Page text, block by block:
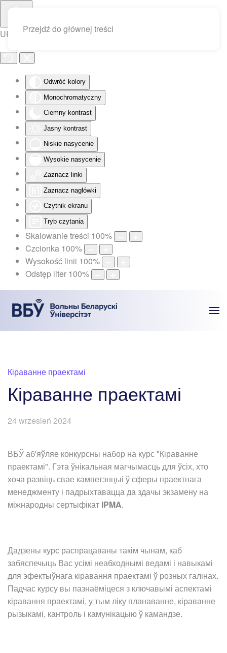
Ułatwienia dostępu
Odwróć kolory
Monochromatyczny
Ciemny kontrast
Jasny kontrast
Niskie nasycenie
Wysokie nasycenie
Zaznacz linki
Zaznacz nagłówki
Czytnik ekranu
Tryb czytania
Skalowanie treści 100%
Czcionka 100%
Wysokość linii 100%
Odstęp liter 100%
Przejdź do głównej treści
Кіраванне праектамі
Кіраванне праектамі
24 wrzesień 2024
ВБЎ аб'яўляе конкурсны набор на курс "Кіраванне
праектамі". Гэта ўнікальная магчымасць для ўсіх, хто
хоча развіць свае кампетэнцыі ў сферы праектнага
менеджменту і падрыхтавацца да здачы экзамену на
міжнародны сертыфікат IPMA.
Дадзены курс распрацаваны такім чынам, каб
забяспечыць Вас усімі неабходнымі ведамі і навыкамі
для эфектыўнага кіравання праектамі ў розных галінах.
Падчас курсу вы пазнаёміцеся з ключавымі аспектамі
кіравання праектамі, у тым ліку планаванне, кіраванне
рызыкамі, кантроль і камунікацыю ў камандзе.